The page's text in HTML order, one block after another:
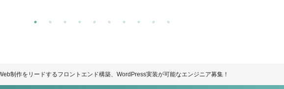
制作をリードするフロントエンド構築、WordPress実装が可能なエンジニア募集！